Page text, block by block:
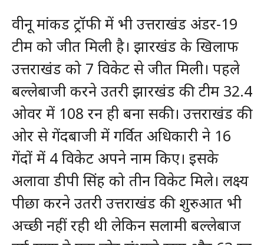
वीनू मांकड ट्रॉफी में भी उत्तराखंड अंडर-19
टीम को जीत मिली है। झारखंड के खिलाफ
उत्तराखंड को 7 विकेट से जीत मिली। पहले
बल्लेबाजी करने उतरी झारखंड की टीम 32.4
ओवर में 108 रन ही बना सकी। उत्तराखंड की
ओर से गेंदबाजी में गर्वित अधिकारी ने 16
गेंदों में 4 विकेट अपने नाम किए। इसके
अलावा डीपी सिंह को तीन विकेट मिले। लक्ष्य
पीछा करने उतरी उत्तराखंड की शुरुआत भी
अच्छी नहीं रही थी लेकिन सलामी बल्लेबाज